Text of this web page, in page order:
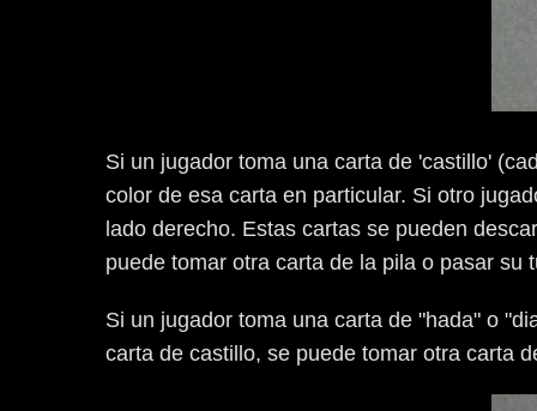
Si un jugador toma una carta de 'castillo'
color de esa carta en particular. Si otro
lado derecho. Estas cartas se pueden
puede tomar otra carta de la pila o pasar su
Si un jugador toma una carta de "hada" o
carta de castillo, se puede tomar otra carta